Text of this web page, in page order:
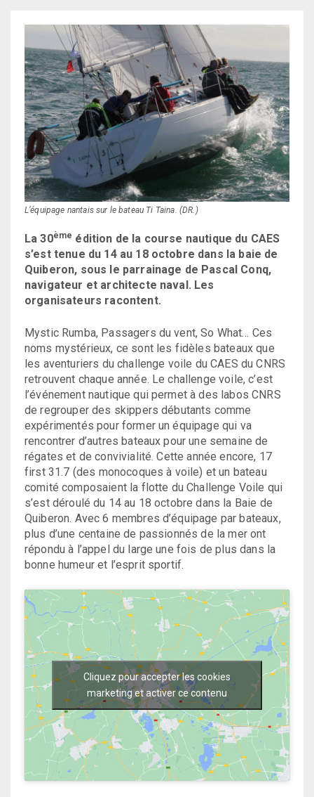
L’équipage nantais sur le bateau Ti Taina. (DR.)
La 30ème édition de la course nautique du CAES
s’est tenue du 14 au 18 octobre dans la baie de
Quiberon, sous le parrainage de Pascal Conq,
navigateur et architecte naval. Les
organisateurs racontent.
Mystic Rumba, Passagers du vent, So What… Ces
noms mystérieux, ce sont les fidèles bateaux que
les aventuriers du challenge voile du CAES du CNRS
retrouvent chaque année. Le challenge voile, c’est
l’événement nautique qui permet à des labos CNRS
de regrouper des skippers débutants comme
expérimentés pour former un équipage qui va
rencontrer d’autres bateaux pour une semaine de
régates et de convivialité. Cette année encore, 17
first 31.7 (des monocoques à voile) et un bateau
comité composaient la flotte du Challenge Voile qui
s’est déroulé du 14 au 18 octobre dans la Baie de
Quiberon. Avec 6 membres d’équipage par bateaux,
plus d’une centaine de passionnés de la mer ont
répondu à l’appel du large une fois de plus dans la
bonne humeur et l’esprit sportif.
Cliquez pour accepter les cookies
marketing et activer ce contenu